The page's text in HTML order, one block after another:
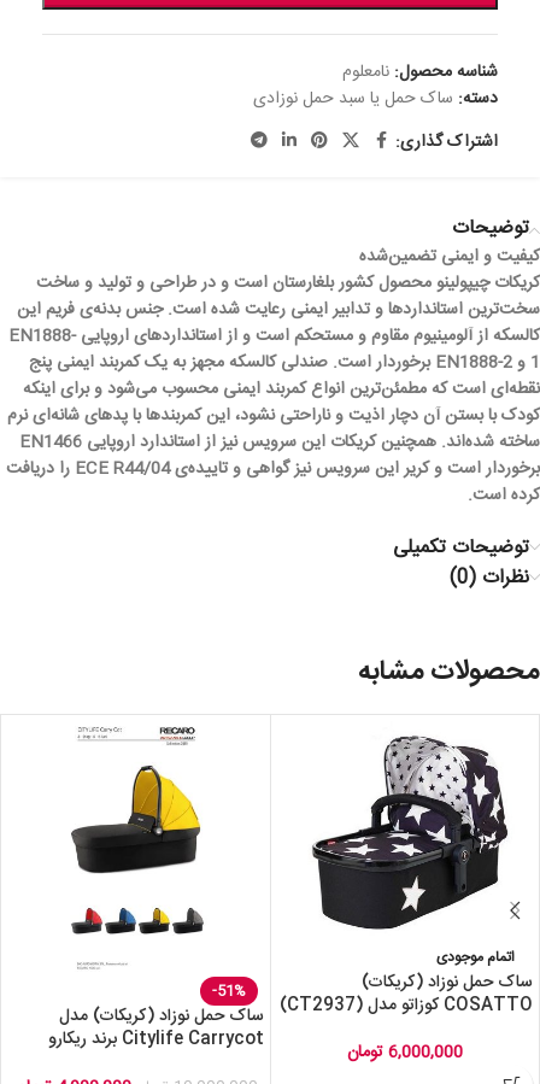
شناسه محصول: نامعلوم
دسته: ساک حمل یا سبد حمل نوزادی
اشتراک گذاری:
توضیحات
کیفیت و ایمنی تضمین‌شده
کریکات چیپولینو محصول کشور بلغارستان است و در طراحی و تولید و ساخت
سخت‌ترین استانداردها و تدابیر ایمنی رعایت شده است. جنس بدنه‌ی فریم این
کالسکه از آلومینیوم مقاوم و مستحکم است و از استانداردهای اروپایی EN1888-
1 و EN1888-2 برخوردار است. صندلی کالسکه مجهز به یک کمربند ایمنی پنج
نقطه‌ای است که مطمئن‌ترین انواع کمربند ایمنی محسوب می‌شود و برای اینکه
کودک با بستن آن دچار اذیت و ناراحتی نشود، این کمربندها با پدهای شانه‌ای نرم
ساخته شده‌اند. همچنین کریکات این سرویس نیز از استاندارد اروپایی EN1466
برخوردار است و کریر این سرویس نیز گواهی و تاییده‌ی ECE R44/04 را دریافت
کرده است.
توضیحات تکمیلی
نظرات (0)
محصولات مشابه
اتمام موجودی
ساک حمل نوزاد (کریکات)
COSATTO کوزاتو مدل (CT2937)
6,000,000تومان
-51%
ساک حمل نوزاد (کریکات) مدل
Citylife Carrycot برند ریکارو